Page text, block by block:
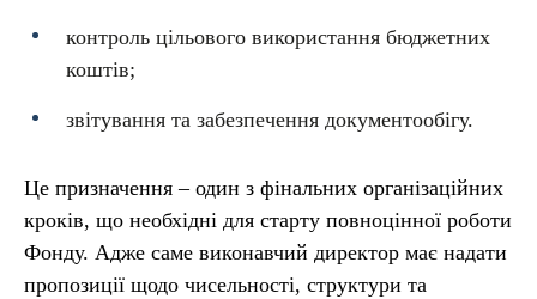
контроль цільового використання бюджетних
коштів;
звітування та забезпечення документообігу.
Це призначення – один з фінальних організаційних
кроків, що необхідні для старту повноцінної роботи
Фонду. Адже саме виконавчий директор має надати
пропозиції щодо чисельності, структури та